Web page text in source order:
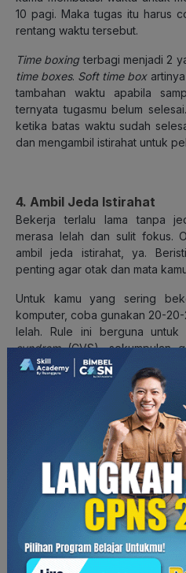
10 pagi. Maka tugas itu harus
rentang waktu tersebut.
Time boxing terbagi menjadi 2
time boxes. Soft time boxartinya
tambahan waktu apabila
ternyata tugasmu belum
ketika batas waktu sudah
dan mengambil istirahat untuk
4. Ambil Jeda Istirahat
Bekerja terlalu lama tanpa
merasa lelah dan sulit fokus.
ambil jeda istirahat, ya.
penting agar otak dan mata
Untuk kamu yang sering
komputer, coba gunakan 20-
lelah. Rule ini berguna untuk
syndrom(CVS), sekumpulan
akibat aktivitas di depan
secara berlebihan dalam
lain: mata lelah, nyeri
penglihatan buram atau ganda,